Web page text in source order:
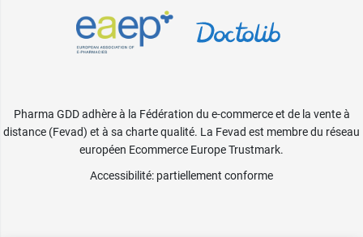
Pharma GDD adhère à la Fédération du e-commerce et de la vente à
distance (Fevad) et à sa charte qualité. La Fevad est membre du réseau
européen Ecommerce Europe Trustmark.
Accessibilité: partiellement conforme